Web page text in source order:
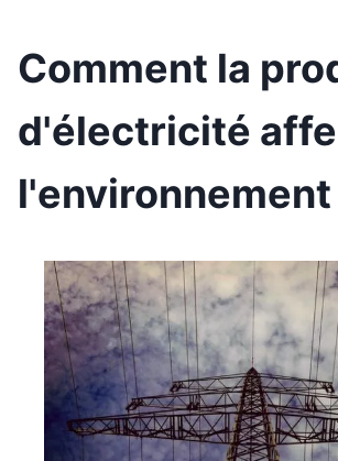
Comment la
d'électricité
l'environnement